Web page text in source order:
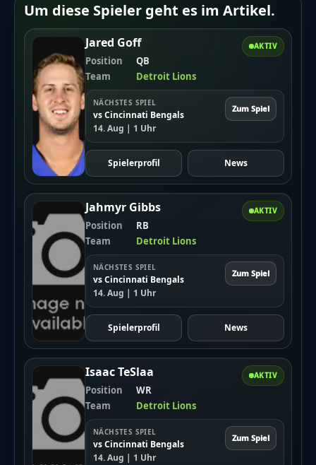
Um diese Spieler geht es im Artikel.
AKTIV
Jared Goff
Position
QB
Team
Detroit Lions
NÄCHSTES SPIEL
vs Cincinnati Bengals
14. Aug | 1 Uhr
Zum Spiel
Spielerprofil News
AKTIV
Jahmyr Gibbs
Position
RB
Team
Detroit Lions
NÄCHSTES SPIEL
vs Cincinnati Bengals
14. Aug | 1 Uhr
Zum Spiel
Spielerprofil News
AKTIV
Isaac TeSlaa
Position
WR
Team
Detroit Lions
NÄCHSTES SPIEL
vs Cincinnati Bengals
14. Aug | 1 Uhr
Zum Spiel